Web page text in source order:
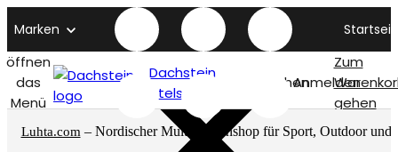
Marken
öffnen
das
Menü
Dachstein
titelseite
SuchenAnmelden
Zum
gehen
Luhta.com – Nordischer Multimarkenshop für Sport, Outdoor und